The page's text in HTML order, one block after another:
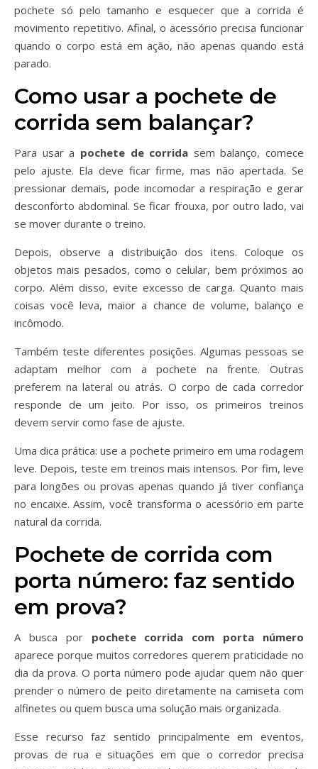
pochete só pelo tamanho e esquecer que a corrida é
movimento repetitivo. Afinal, o acessório precisa funcionar
quando o corpo está em ação, não apenas quando está
parado.
Como usar a pochete de
corrida sem balançar?
Para usar a pochete de corrida sem balanço, comece
pelo ajuste. Ela deve ficar firme, mas não apertada. Se
pressionar demais, pode incomodar a respiração e gerar
desconforto abdominal. Se ficar frouxa, por outro lado, vai
se mover durante o treino.
Depois, observe a distribuição dos itens. Coloque os
objetos mais pesados, como o celular, bem próximos ao
corpo. Além disso, evite excesso de carga. Quanto mais
coisas você leva, maior a chance de volume, balanço e
incômodo.
Também teste diferentes posições. Algumas pessoas se
adaptam melhor com a pochete na frente. Outras
preferem na lateral ou atrás. O corpo de cada corredor
responde de um jeito. Por isso, os primeiros treinos
devem servir como fase de ajuste.
Uma dica prática: use a pochete primeiro em uma rodagem
leve. Depois, teste em treinos mais intensos. Por fim, leve
para longões ou provas apenas quando já tiver confiança
no encaixe. Assim, você transforma o acessório em parte
natural da corrida.
Pochete de corrida com
porta número: faz sentido
em prova?
A busca por pochete corrida com porta número
aparece porque muitos corredores querem praticidade no
dia da prova. O porta número pode ajudar quem não quer
prender o número de peito diretamente na camiseta com
alfinetes ou quem busca uma solução mais organizada.
Esse recurso faz sentido principalmente em eventos,
provas de rua e situações em que o corredor precisa